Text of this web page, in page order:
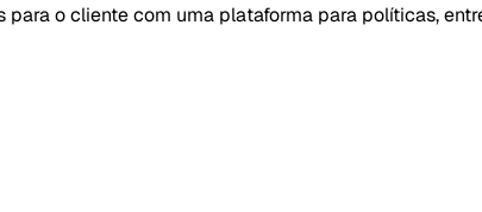
o cliente com uma plataforma para políticas,